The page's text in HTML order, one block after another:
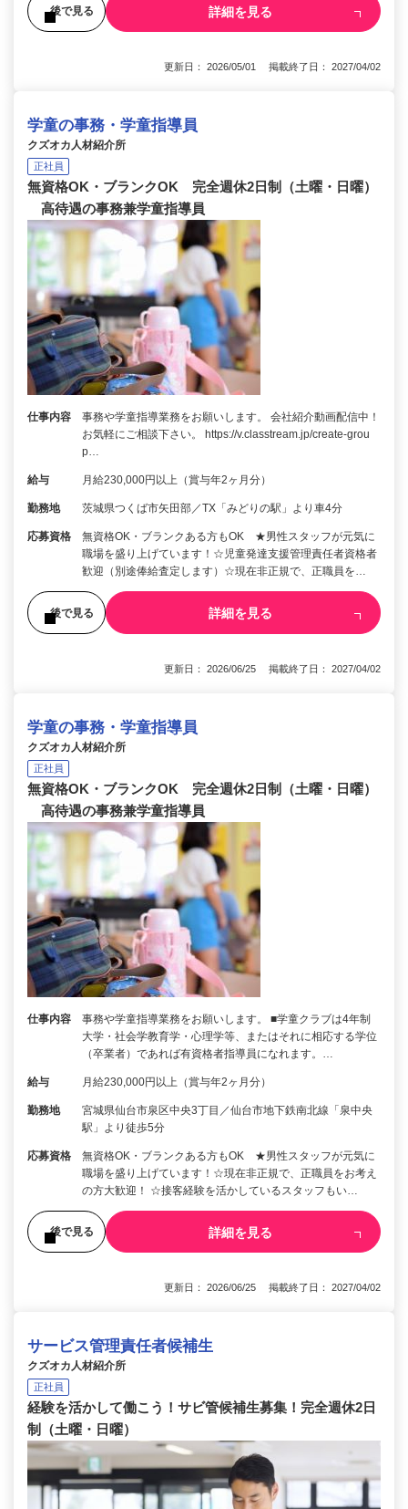
後で見る 詳細を見る
更新日： 2026/05/01 掲載終了日： 2027/04/02
学童の事務・学童指導員
クズオカ人材紹介所
正社員
無資格OK・ブランクOK 完全週休2日制（土曜・日曜）
高待遇の事務兼学童指導員
仕事内容
事務や学童指導業務をお願いします。 会社紹介動画配信中！
お気軽にご相談下さい。 https://v.classtream.jp/create-grou
p…
給与 月給230,000円以上（賞与年2ヶ月分）
勤務地 茨城県つくば市矢田部／TX「みどりの駅」より車4分
応募資格
無資格OK・ブランクある方もOK ★男性スタッフが元気に
職場を盛り上げています！☆児童発達支援管理責任者資格者
歓迎（別途俸給査定します）☆現在非正規で、正職員を…
後で見る 詳細を見る
更新日： 2026/06/25 掲載終了日： 2027/04/02
学童の事務・学童指導員
クズオカ人材紹介所
正社員
無資格OK・ブランクOK 完全週休2日制（土曜・日曜）
高待遇の事務兼学童指導員
仕事内容
事務や学童指導業務をお願いします。 ■学童クラブは4年制
大学・社会学教育学・心理学等、またはそれに相応する学位
（卒業者）であれば有資格者指導員になれます。…
給与 月給230,000円以上（賞与年2ヶ月分）
勤務地
宮城県仙台市泉区中央3丁目／仙台市地下鉄南北線「泉中央
駅」より徒歩5分
応募資格
無資格OK・ブランクある方もOK ★男性スタッフが元気に
職場を盛り上げています！☆現在非正規で、正職員をお考え
の方大歓迎！ ☆接客経験を活かしているスタッフもい…
後で見る 詳細を見る
更新日： 2026/06/25 掲載終了日： 2027/04/02
サービス管理責任者候補生
クズオカ人材紹介所
正社員
経験を活かして働こう！サビ管候補生募集！完全週休2日
制（土曜・日曜）